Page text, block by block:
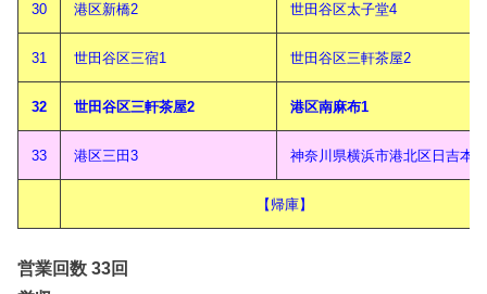
30 港区新橋2 世田谷区太子堂4
31 世田谷区三宿1 世田谷区三軒茶屋2
32 世田谷区三軒茶屋2 港区南麻布1
33 港区三田3 神奈川県横浜市港北区日吉本
【帰庫】
営業回数 33回